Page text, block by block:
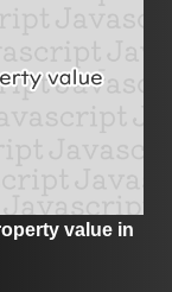
value in